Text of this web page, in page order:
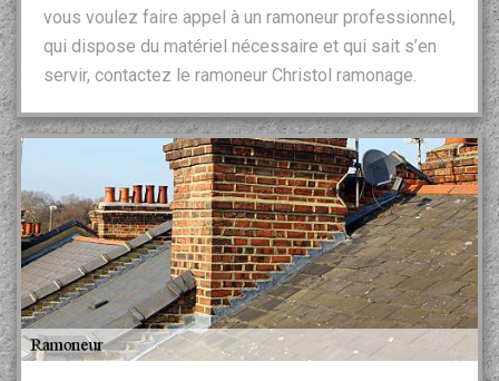
vous voulez faire appel à un ramoneur professionnel,
qui dispose du matériel nécessaire et qui sait s’en
servir, contactez le ramoneur Christol ramonage.